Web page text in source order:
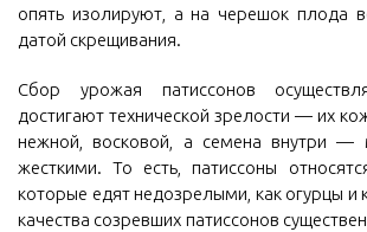
опять изолируют, а на черешок плода
датой скрещивания.
Сбор урожая патиссонов
достигают технической зрелости — их
нежной, восковой, а семена внутри —
жесткими. То есть, патиссоны
которые едят недозрелыми, как огурцы и
качества созревших патиссонов